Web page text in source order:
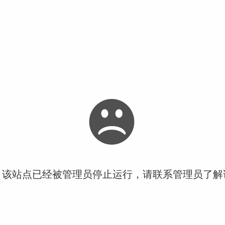
站点已经被管理员停止运行，请联系管理员了